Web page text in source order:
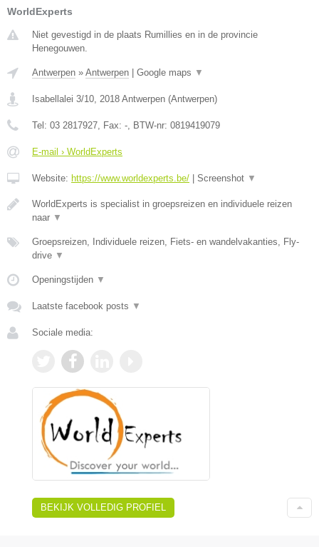
WorldExperts
Niet gevestigd in de plaats Rumillies en in de provincie
Henegouwen.
Antwerpen » Antwerpen Google maps ▼
Isabellalei 3/10, 2018 Antwerpen (Antwerpen)
Tel: 03 2817927, Fax: -, BTW-nr: 0819419079
E-mail › WorldExperts
Website: https://www.worldexperts.be/ Screenshot ▼
WorldExperts is specialist in groepsreizen en individuele reizen
naar ▼
Groepsreizen, Individuele reizen, Fiets- en wandelvakanties, Fly-
drive ▼
Openingstijden ▼
Laatste facebook posts ▼
Sociale media:
BEKIJK VOLLEDIG PROFIEL